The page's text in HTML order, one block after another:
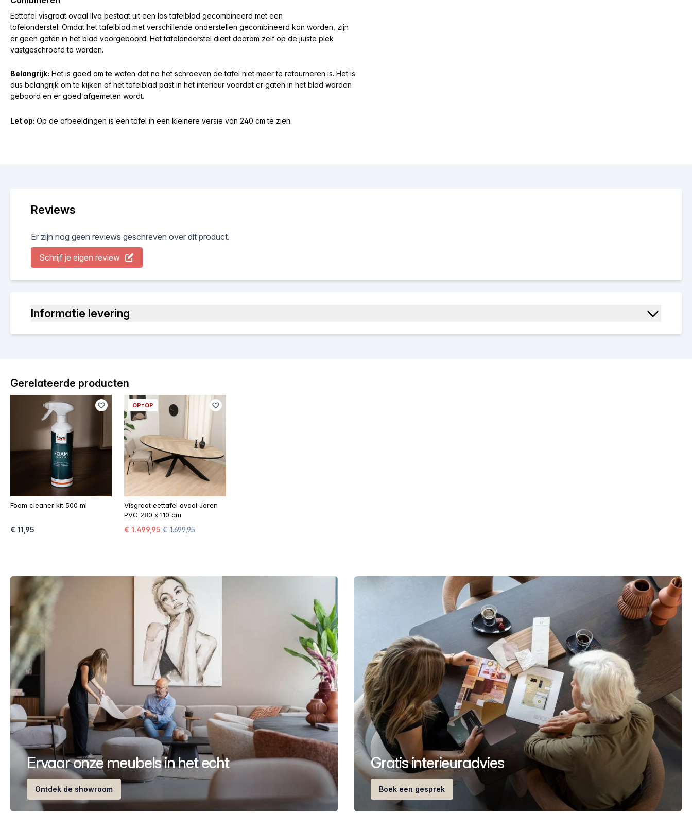
Eettafel visgraat ovaal Ilva bestaat uit een los tafelblad gecombineerd met een
tafelonderstel. Omdat het tafelblad met verschillende onderstellen gecombineerd kan worden, zijn
er geen gaten in het blad voorgeboord. Het tafelonderstel dient daarom zelf op de juiste plek
vastgeschroefd te worden.
Belangrijk: Het is goed om te weten dat na het schroeven de tafel niet meer te retourneren is. Het is
dus belangrijk om te kijken of het tafelblad past in het interieur voordat er gaten in het blad worden
geboord en er goed afgemeten wordt.
Let op: Op de afbeeldingen is een tafel in een kleinere versie van 240 cm te zien.
Reviews
Er zijn nog geen reviews geschreven over dit product.
Schrijf je eigen review
Informatie levering
Gerelateerde producten
Foam cleaner kit 500 ml
€ 11,95
OP=OP
Visgraat eettafel ovaal Joren
PVC 280 x 110 cm
€ 1.499,95 € 1.699,95
Ervaar onze meubels in het echt
Ontdek de showroom
Gratis interieuradvies
Boek een gesprek